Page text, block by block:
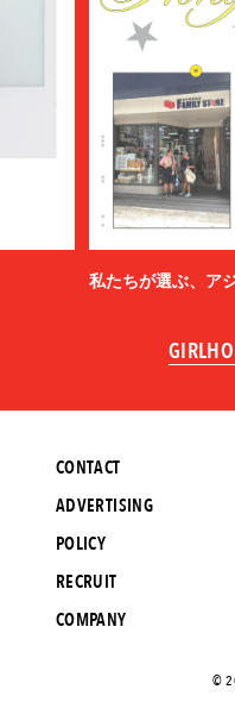
私たちが選ぶ、ア
CONTACT
ADVERTISING
POLICY
RECRUIT
COMPANY
©️